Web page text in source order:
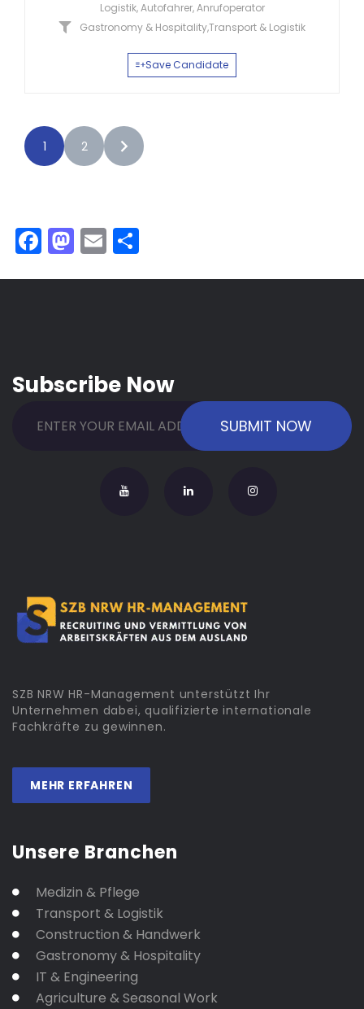
Logistik, Autofahrer, Anrufoperator
Gastronomy & Hospitality,Transport & Logistik
Save Candidate
1 2
Facebook
Mastodon
Email
Subscribe Now
SZB NRW HR-Management unterstützt Ihr
Unternehmen dabei, qualifizierte internationale
Fachkräfte zu gewinnen.
MEHR ERFAHREN
Unsere Branchen
Medizin & Pflege
Transport & Logistik
Construction & Handwerk
Gastronomy & Hospitality
IT & Engineering
Agriculture & Seasonal Work